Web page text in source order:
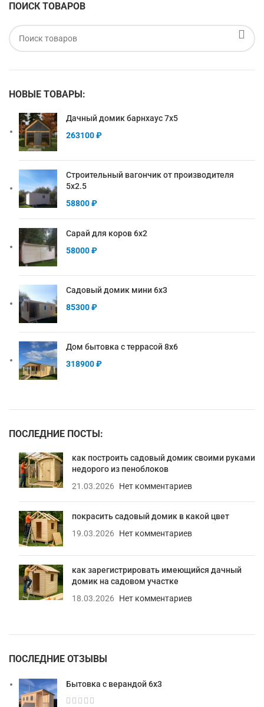
ПОИСК ТОВАРОВ
НОВЫЕ ТОВАРЫ:
Дачный домик барнхаус 7х5
263100₽
Строительный вагончик от производителя
5х2.5
58800₽
Сарай для коров 6х2
58000₽
Садовый домик мини 6х3
85300₽
Дом бытовка с террасой 8х6
318900₽
ПОСЛЕДНИЕ ПОСТЫ:
как построить садовый домик своими руками
недорого из пеноблоков
21.03.2026
Нет комментариев
покрасить садовый домик в какой цвет
19.03.2026
Нет комментариев
как зарегистрировать имеющийся дачный
домик на садовом участке
18.03.2026
Нет комментариев
ПОСЛЕДНИЕ ОТЗЫВЫ
Бытовка с верандой 6х3